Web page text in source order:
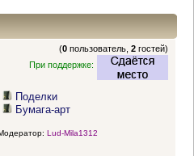
(0 пользователь,2 гостей)
При поддержке:
Поделки
Бумага-арт
Lud-Mila1312